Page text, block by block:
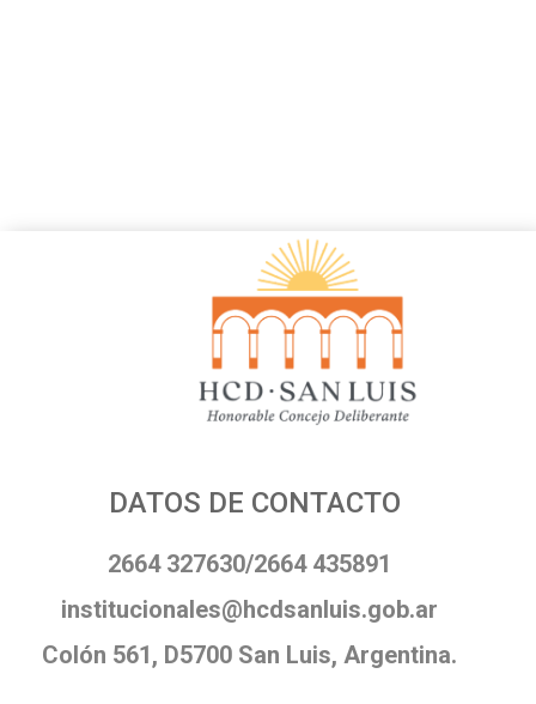
DATOS DE CONTACTO
2664 327630/2664 435891
institucionales@hcdsanluis.gob.ar
Colón 561, D5700 San Luis, Argentina.